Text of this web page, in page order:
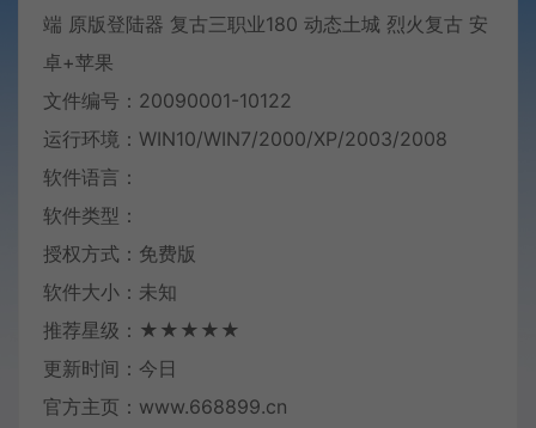
端 原版登陆器 复古三职业180 动态土城 烈火复古 安
卓+苹果
文件编号：20090001-10122
运行环境：WIN10/WIN7/2000/XP/2003/2008
软件语言：
软件类型：
授权方式：免费版
软件大小：未知
推荐星级：★★★★★
更新时间：今日
官方主页：www.668899.cn